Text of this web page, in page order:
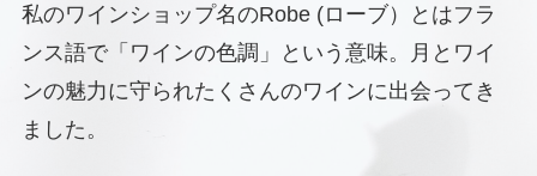
私のワインショップ名のRobe (ローブ）とはフラ
ンス語で「ワインの色調」という意味。月とワイ
ンの魅力に守られたくさんのワインに出会ってき
ました。